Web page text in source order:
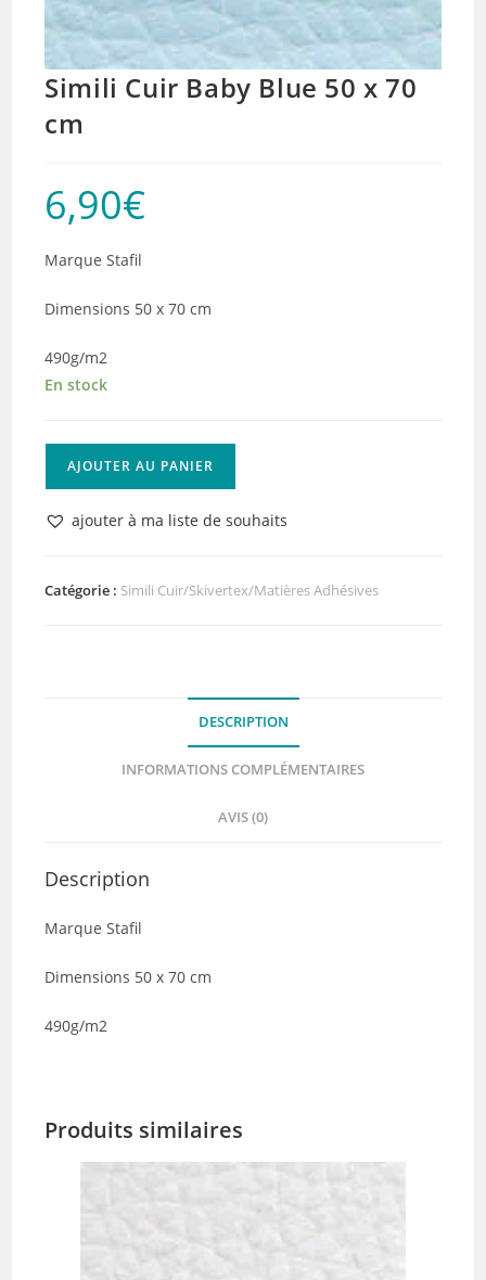
Simili Cuir Baby Blue 50 x 70
cm
6,90€
Marque Stafil
Dimensions 50 x 70 cm
490g/m2
En stock
Simili
Blue
AJOUTER AU PANIER
ajouter à ma liste de souhaits
Catégorie : Simili Cuir/Skivertex/Matières Adhésives
DESCRIPTION
INFORMATIONS COMPLÉMENTAIRES
AVIS (0)
Description
Marque Stafil
Dimensions 50 x 70 cm
490g/m2
Produits similaires